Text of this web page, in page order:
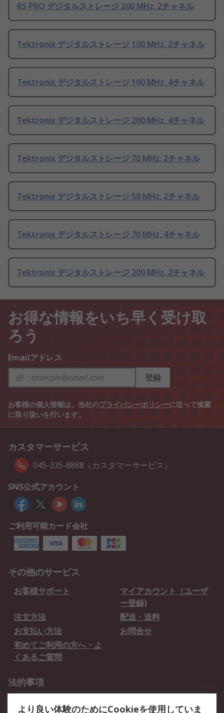
RS PRO デジタルストレージ 200 MHz, 2チャネル
Tektronix デジタルストレージ 100 MHz, 2チャネル
Tektronix デジタルストレージ 100 MHz, 4チャネル
Tektronix デジタルストレージ 200 MHz, 4チャネル
Tektronix デジタルストレージ 70 MHz, 2チャネル
Tektronix デジタルストレージ 50 MHz, 2チャネル
Tektronix デジタルストレージ 70 MHz, 4チャネル
Tektronix デジタルストレージ 200 MHz, 2チャネル
お得な情報をいち早く受け取
ろう
Emailアドレス
登録
お客様の個人情報は、当社のプライバシーポリシーに従って慎重
に取り扱いを行います。
カスタマーサービス
045-335-8888（カスタマーサービス）
SNS公式アカウント
ご利用可能カード会社
その他のサービス
お客様サポート
マイアカウント（ユーザ
ー登録)
注文方法
配送・送料
お支払い方法
お問合せ
初めてご利用の方へ・よ
くあるご質問
法的事項
より良い体験のためにCookieを使用していま